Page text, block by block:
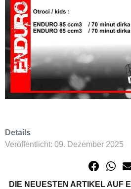
Details
Veröffentlicht: 09. Dezember 2025
DIE NEUESTEN ARTIKEL AUF